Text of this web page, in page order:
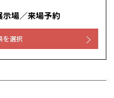
示場／来場予約
を選択